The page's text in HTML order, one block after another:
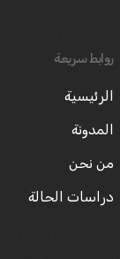
روابط سريعة
الرئيسية
المدونة
من نحن
دراسات الحالة